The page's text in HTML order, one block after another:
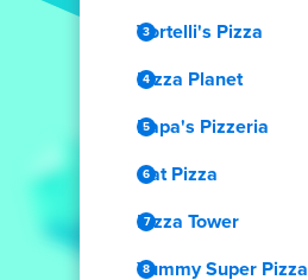
Vortelli's Pizza
Pizza Planet
Papa's Pizzeria
Cat Pizza
Pizza Tower
Yummy Super Pizza